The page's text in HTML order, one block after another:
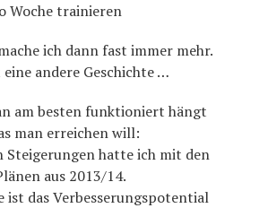
Woche trainieren
ich dann fast immer mehr.
andere Geschichte …
am besten funktioniert hängt
man erreichen will:
Steigerungen hatte ich mit den
aus 2013/14.
das Verbesserungspotential